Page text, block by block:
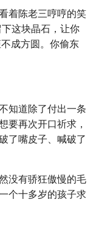
着陈老三哼哼的笑
这块晶石，让你
成方圆。你偷东
知道除了付出一条
要再次开口祈求，
了嘴皮子、喊破了
没有骄狂傲慢的毛
个十多岁的孩子求